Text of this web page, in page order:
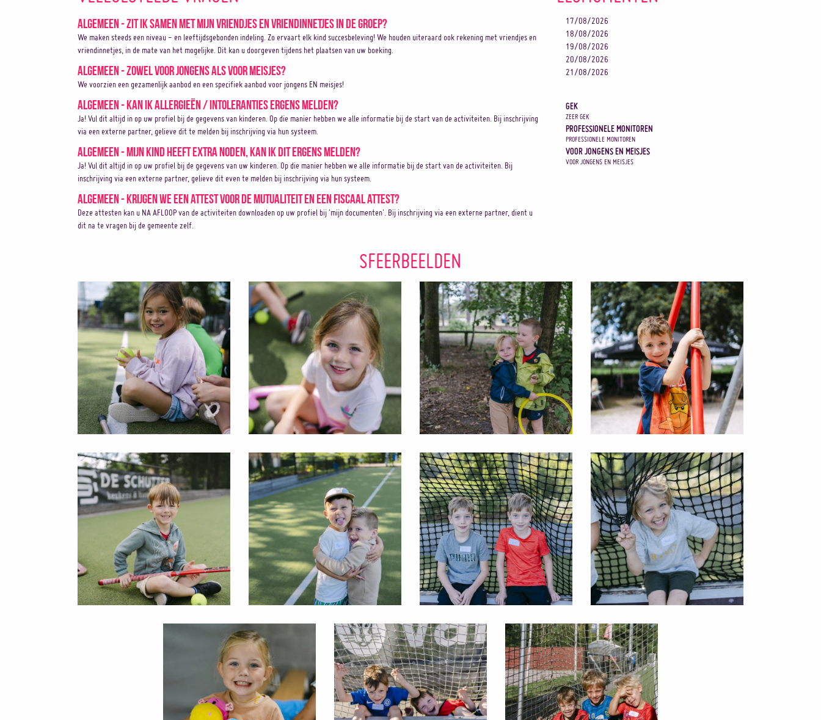
Algemeen - Zit ik samen met mijn vriendjes en vriendinnetjes in de groep?
We maken steeds een niveau - en leeftijdsgebonden indeling. Zo ervaart elk kind succesbeleving! We houden uiteraard ook rekening met vriendjes en
vriendinnetjes, in de mate van het mogelijke. Dit kan u doorgeven tijdens het plaatsen van uw boeking.
Algemeen - Zowel voor jongens als voor meisjes?
We voorzien een gezamenlijk aanbod en een specifiek aanbod voor jongens EN meisjes!
Algemeen - Kan ik allergieën / intoleranties ergens melden?
Ja! Vul dit altijd in op uw profiel bij de gegevens van kinderen. Op die manier hebben we alle informatie bij de start van de activiteiten. Bij inschrijving
via een externe partner, gelieve dit te melden bij inschrijving via hun systeem.
Algemeen - Mijn kind heeft extra noden, kan ik dit ergens melden?
Ja! Vul dit altijd in op uw profiel bij de gegevens van uw kinderen. Op die manier hebben we alle informatie bij de start van de activiteiten. Bij
inschrijving via een externe partner, gelieve dit even te melden bij inschrijving via hun systeem.
Algemeen - Krijgen we een attest voor de mutualiteit en een fiscaal attest?
Deze attesten kan u NA AFLOOP van de activiteiten downloaden op uw profiel bij 'mijn documenten'. Bij inschrijving via een externe partner, dient u
dit na te vragen bij de gemeente zelf.
17/08/2026
18/08/2026
19/08/2026
20/08/2026
21/08/2026
GEK
ZEER GEK
PROFESSIONELE MONITOREN
PROFESSIONELE MONITOREN
VOOR JONGENS EN MEISJES
VOOR JONGENS EN MEISJES
SFEERBEELDEN